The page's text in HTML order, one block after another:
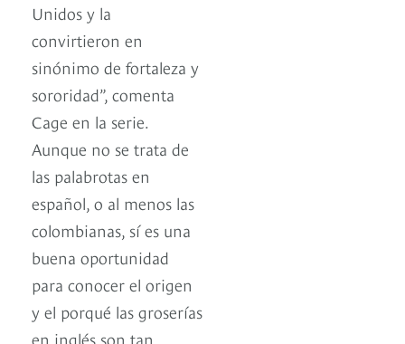
Unidos y la
convirtieron en
sinónimo de fortaleza y
sororidad”, comenta
Cage en la serie.
Aunque no se trata de
las palabrotas en
español, o al menos las
colombianas, sí es una
buena oportunidad
para conocer el origen
y el porqué las groserías
en inglés son tan